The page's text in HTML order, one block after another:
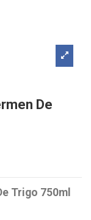
De
Trigo 750ml